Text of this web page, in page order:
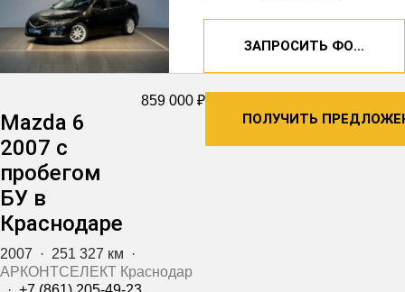
ЗАПРОСИТЬ
Mazda 6
2007 с
пробегом
БУ в
Краснодаре
859 000 ₽
2007 · 251 327 км ·
АРКОНТСЕЛЕКТ Краснодар
ПОЛУЧИТЬ